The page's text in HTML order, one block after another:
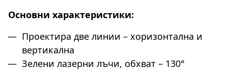
Основни характеристики:
Проектира две линии – хоризонтална и
вертикална
Зелени лазерни лъчи, обхват – 130°